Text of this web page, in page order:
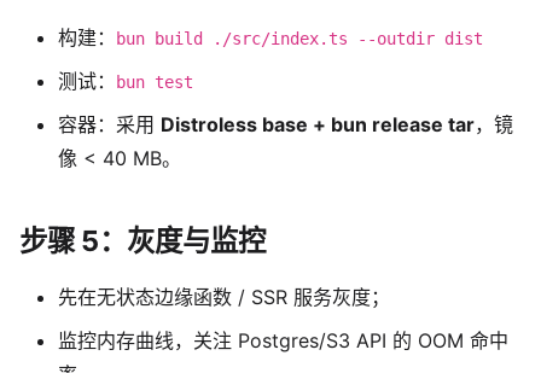
构建： bun build ./src/index.ts --outdir dist
测试： bun test
容器：采用 Distroless base + bun release tar，镜
像 < 40 MB。
步骤 5：灰度与监控
先在无状态边缘函数 / SSR 服务灰度；
监控内存曲线，关注 Postgres/S3 API 的 OOM 命中